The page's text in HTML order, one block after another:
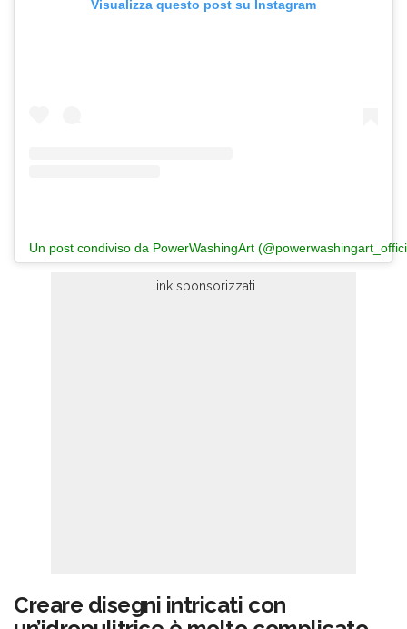
Visualizza questo post su Instagram
Un post condiviso da PowerWashingArt
Creare disegni intricati con